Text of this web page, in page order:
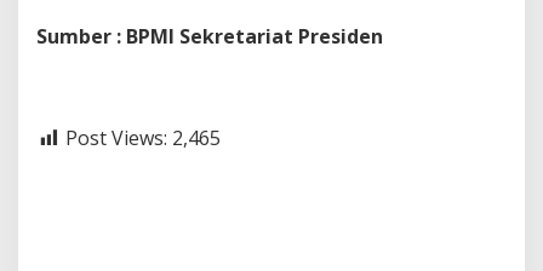
Sumber : BPMI Sekretariat Presiden
Post Views: 2,465